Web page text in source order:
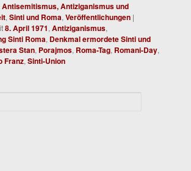
Antisemitismus, Antiziganismus und
,Sinti und Roma,Veröffentlichungen |
8. April 1971,Antiziganismus,
Sinti Roma, Denkmal ermordete Sinti und
Stan, Porajmos, Roma-Tag, Romani-Day,
Franz,Sinti-Union